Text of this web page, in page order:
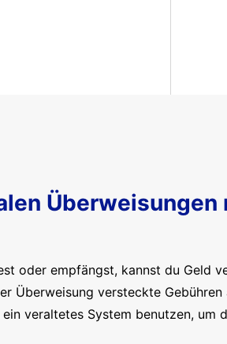
Überweisungen
oder empfängst, kannst du Geld
Überweisung versteckte Gebühren
veraltetes System benutzen, um